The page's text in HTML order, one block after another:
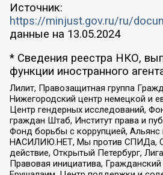
Источник:
https://minjust.gov.ru/ru/
данные на 13.05.2024
* Сведения реестра НКО,
функции иностранного
Лилит, Правозащитная группа
Нижегородский центр немецкой и
Центр гендерных исследований,
граждан Штаб, Институт права и
Фонд борьбы с коррупцией, Альянс
НАСИЛИЮ.НЕТ, Мы против СПИДа,
действие, Открытый Петербург,
Правовая инициатива,